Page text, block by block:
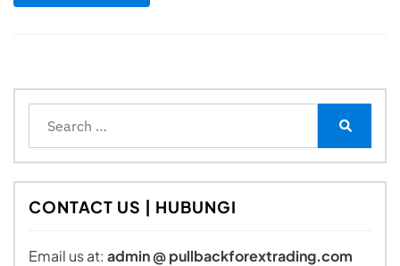
for:
CONTACT US | HUBUNGI
Email us at: admin @ pullbackforextrading.com